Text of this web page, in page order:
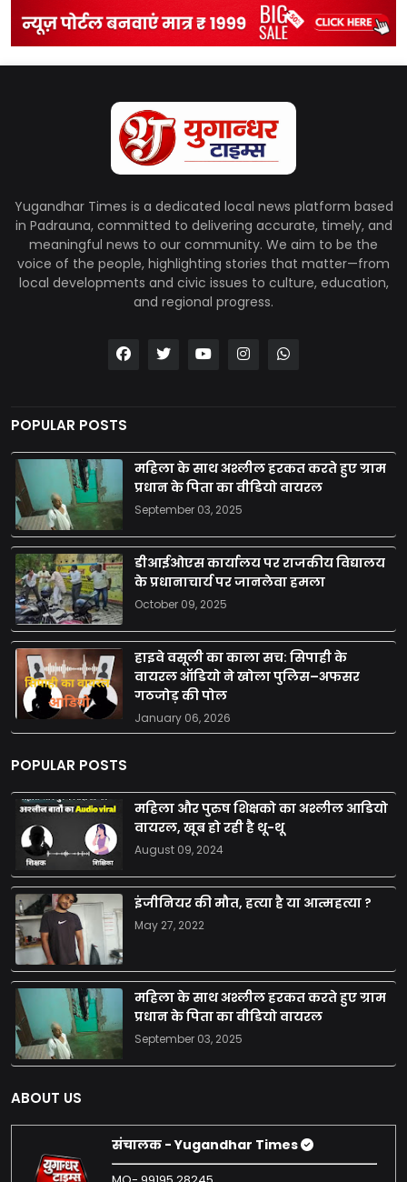
Yugandhar Times is a dedicated local news platform based
in Padrauna, committed to delivering accurate, timely, and
meaningful news to our community. We aim to be the
voice of the people, highlighting stories that matter—from
local developments and civic issues to culture, education,
and regional progress.
POPULAR POSTS
महिला के साथ अश्लील हरकत करते हुए ग्राम
प्रधान के पिता का वीडियो वायरल
September 03, 2025
डीआईओएस कार्यालय पर राजकीय विद्यालय
के प्रधानाचार्य पर जानलेवा हमला
October 09, 2025
हाइवे वसूली का काला सच: सिपाही के
वायरल ऑडियो ने खोला पुलिस–अफसर
गठजोड़ की पोल
January 06, 2026
POPULAR POSTS
महिला और पुरुष शिक्षको का अश्लील आडियो
वायरल, खूब हो रही है थू-थू
August 09, 2024
इंजीनियर की मौत, हत्या है या आत्महत्या ?
May 27, 2022
महिला के साथ अश्लील हरकत करते हुए ग्राम
प्रधान के पिता का वीडियो वायरल
September 03, 2025
ABOUT US
संचालक - Yugandhar Times